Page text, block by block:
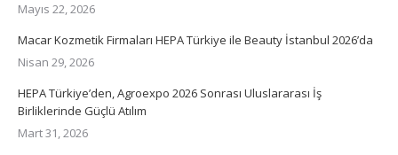
Mayıs 22, 2026
Macar Kozmetik Firmaları HEPA Türkiye ile Beauty İstanbul 2026’da
Nisan 29, 2026
HEPA Türkiye’den, Agroexpo 2026 Sonrası Uluslararası İş
Birliklerinde Güçlü Atılım
Mart 31, 2026